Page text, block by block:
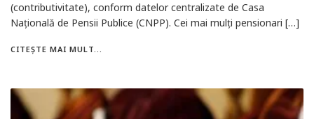
(contributivitate), conform datelor centralizate de Casa
Naţională de Pensii Publice (CNPP). Cei mai mulţi pensionari […]
CITEȘTE MAI MULT...